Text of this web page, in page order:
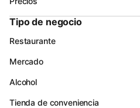
Tipo de negocio
Restaurante
Mercado
Alcohol
Tienda de conveniencia